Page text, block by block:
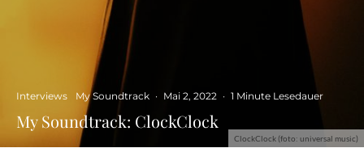
ClockClock (foto: universal music)
Interviews My Soundtrack · Mai 2, 2022 · 1 Minute Lesedauer
My Soundtrack: ClockClock